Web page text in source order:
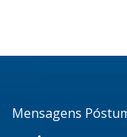
Mensagens